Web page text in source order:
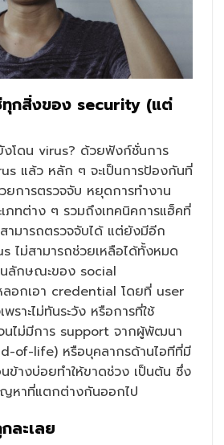
ทุกสิ่งของ security (แต่
โดน virus? ด้วยฟังก์ชั่นการ
แล้ว หลัก ๆ จะเป็นการป้องกันที่
การตรวจจับ หยุดการทำงาน
เภทต่าง ๆ รวมถึงเทคนิคการแฮ็คที่
ามารถตรวจจับได้ แต่ยังมีอีก
ไม่สามารถช่วยเหลือได้ทั้งหมด
ลักษณะของ social
อกเอา credential โดยที่ user
พราะไม่ทันระวัง หรือการที่ใช้
นไม่มีการ support จากผู้พัฒนา
of-life) หรือบุคลากรด้านไอทีที่มี
ข้างบ่อยทำให้ขาดช่วง เป็นต้น ซึ่ง
หาที่แตกต่างกันออกไป
ละเลย